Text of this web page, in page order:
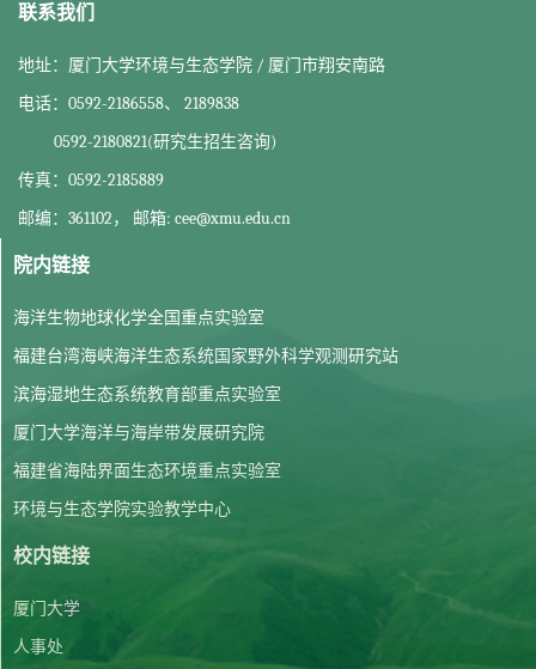
联系我们
地址：厦门大学环境与生态学院 / 厦门市翔安南路
电话：0592-2186558、 2189838
0592-2180821(研究生招生咨询)
传真：0592-2185889
邮编：361102， 邮箱: cee@xmu.edu.cn
院内链接
海洋生物地球化学全国重点实验室
福建台湾海峡海洋生态系统国家野外科学观测研究站
滨海湿地生态系统教育部重点实验室
厦门大学海洋与海岸带发展研究院
福建省海陆界面生态环境重点实验室
环境与生态学院实验教学中心
校内链接
厦门大学
人事处